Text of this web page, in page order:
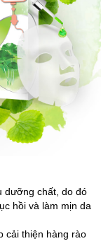
dưỡng chất, do đó
hồi và làm mịn da
cải thiện hàng rào